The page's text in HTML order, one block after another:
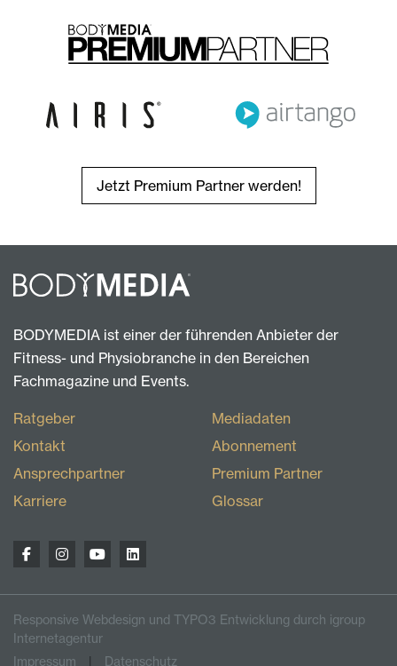
Jetzt Premium Partner werden!
BODYMEDIA ist einer der führenden Anbieter der
Fitness- und Physiobranche in den Bereichen
Fachmagazine und Events.
Ratgeber
Kontakt
Ansprechpartner
Karriere
Mediadaten
Abonnement
Premium Partner
Glossar
Responsive Webdesign und TYPO3 Entwicklung durch igroup
Internetagentur
Impressum
Datenschutz